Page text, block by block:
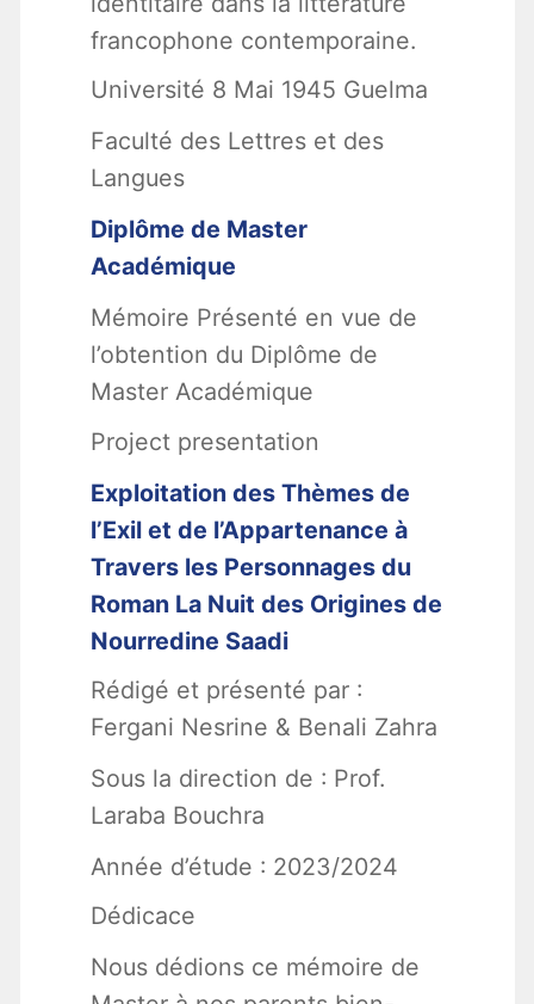
francophone contemporaine.
Université 8 Mai 1945 Guelma
Faculté des Lettres et des
Langues
Diplôme de Master
Académique
Mémoire Présenté en vue de
l’obtention du Diplôme de
Master Académique
Project presentation
Exploitation des Thèmes de
l’Exil et de l’Appartenance à
Travers les Personnages du
Roman La Nuit des Origines de
Nourredine Saadi
Rédigé et présenté par :
Fergani Nesrine & Benali Zahra
Sous la direction de : Prof.
Laraba Bouchra
Année d’étude : 2023/2024
Dédicace
Nous dédions ce mémoire de